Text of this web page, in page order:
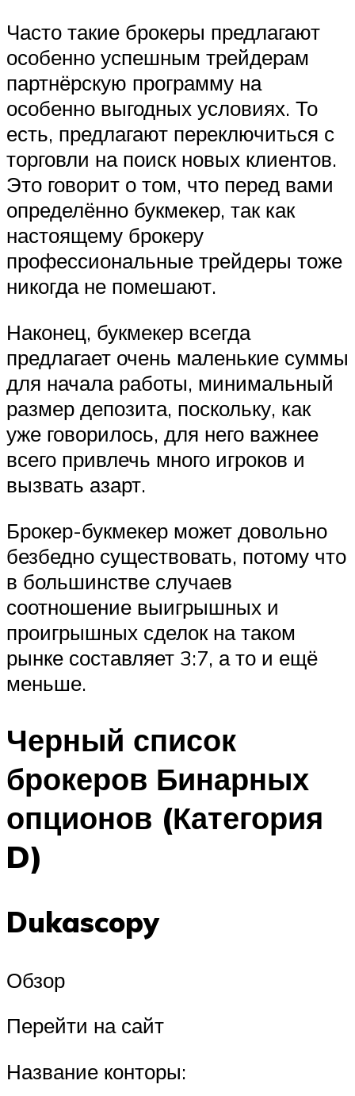
Часто такие брокеры предлагают
особенно успешным трейдерам
партнёрскую программу на
особенно выгодных условиях. То
есть, предлагают переключиться с
торговли на поиск новых клиентов.
Это говорит о том, что перед вами
определённо букмекер, так как
настоящему брокеру
профессиональные трейдеры тоже
никогда не помешают.
Наконец, букмекер всегда
предлагает очень маленькие суммы
для начала работы, минимальный
размер депозита, поскольку, как
уже говорилось, для него важнее
всего привлечь много игроков и
вызвать азарт.
Брокер-букмекер может довольно
безбедно существовать, потому что
в большинстве случаев
соотношение выигрышных и
проигрышных сделок на таком
рынке составляет 3:7, а то и ещё
меньше.
Черный список
брокеров Бинарных
опционов (Категория
D)
Dukascopy
Обзор
Перейти на сайт
Название конторы: